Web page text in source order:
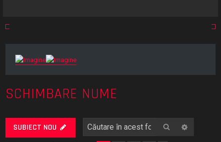
SCHIMBARE NUME
SUBIECT NOU Căutare